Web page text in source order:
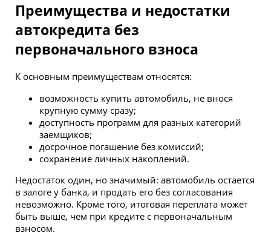
Преимущества и недостатки
автокредита без
первоначального взноса
К основным преимуществам относятся:
возможность купить автомобиль, не внося
крупную сумму сразу;
доступность программ для разных категорий
заемщиков;
досрочное погашение без комиссий;
сохранение личных накоплений.
Недостаток один, но значимый: автомобиль остается
в залоге у банка, и продать его без согласования
невозможно. Кроме того, итоговая переплата может
быть выше, чем при кредите с первоначальным
взносом.